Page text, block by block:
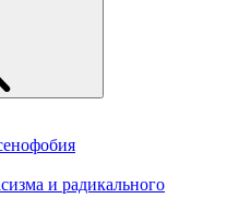
и радикального